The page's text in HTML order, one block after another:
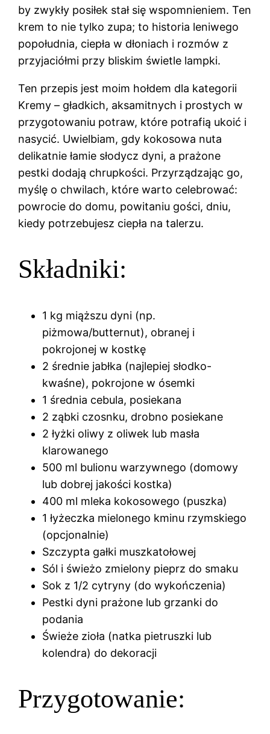
by zwykły posiłek stał się wspomnieniem. Ten
krem to nie tylko zupa; to historia leniwego
popołudnia, ciepła w dłoniach i rozmów z
przyjaciółmi przy bliskim świetle lampki.
Ten przepis jest moim hołdem dla kategorii
Kremy – gładkich, aksamitnych i prostych w
przygotowaniu potraw, które potrafią ukoić i
nasycić. Uwielbiam, gdy kokosowa nuta
delikatnie łamie słodycz dyni, a prażone
pestki dodają chrupkości. Przyrządzając go,
myślę o chwilach, które warto celebrować:
powrocie do domu, powitaniu gości, dniu,
kiedy potrzebujesz ciepła na talerzu.
Składniki:
1 kg miąższu dyni (np.
piżmowa/butternut), obranej i
pokrojonej w kostkę
2 średnie jabłka (najlepiej słodko-
kwaśne), pokrojone w ósemki
1 średnia cebula, posiekana
2 ząbki czosnku, drobno posiekane
2 łyżki oliwy z oliwek lub masła
klarowanego
500 ml bulionu warzywnego (domowy
lub dobrej jakości kostka)
400 ml mleka kokosowego (puszka)
1 łyżeczka mielonego kminu rzymskiego
(opcjonalnie)
Szczypta gałki muszkatołowej
Sól i świeżo zmielony pieprz do smaku
Sok z 1/2 cytryny (do wykończenia)
Pestki dyni prażone lub grzanki do
podania
Świeże zioła (natka pietruszki lub
kolendra) do dekoracji
Przygotowanie: